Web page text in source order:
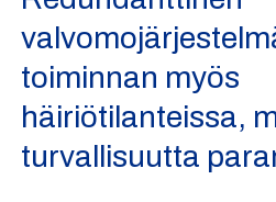
toiminnan myös
häiriötilanteissa,
turvallisuutta